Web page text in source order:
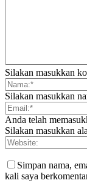
Silakan masukkan
Silakan masukkan
Anda telah
Silakan masukkan
Simpan nama,
kali saya